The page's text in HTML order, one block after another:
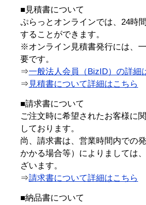
■見積書について
ぷらっとオンラインでは、24時
することができます。
※オンライン見積書発行には、
要です。
⇒一般法人会員（BizID）の詳細
⇒ 見積書について詳細はこちら
■請求書について
ご注文時に希望されたお客様に
しております。
尚、請求書は、営業時間内での
かかる場合等）によりましては
ざいます。
⇒請求書について詳細はこちら
■納品書について